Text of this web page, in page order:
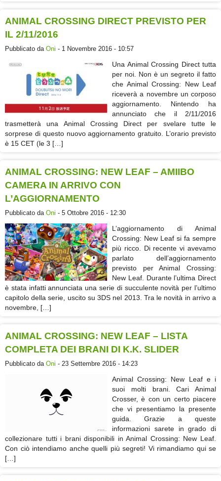
ANIMAL CROSSING DIRECT PREVISTO PER
IL 2/11/2016
Pubblicato da Oni - 1 Novembre 2016 - 10:57
Una Animal Crossing Direct tutta
per noi. Non è un segreto il fatto
che Animal Crossing: New Leaf
riceverà a novembre un corposo
aggiornamento. Nintendo ha
annunciato che il 2/11/2016
trasmetterà una Animal Crossing Direct per svelare tutte le
sorprese di questo nuovo aggiornamento gratuito. L’orario previsto
è 15 CET (le 3 […]
ANIMAL CROSSING: NEW LEAF – AMIIBO
CAMERA IN ARRIVO CON
L’AGGIORNAMENTO
Pubblicato da Oni - 5 Ottobre 2016 - 12:30
L’aggiornamento di Animal
Crossing: New Leaf si fa sempre
più ricco. Di recente vi avevamo
parlato dell’aggiornamento
previsto per Animal Crossing:
New Leaf. Durante l’ultima Direct
è stata infatti annunciata una serie di succulente novità per l’ultimo
capitolo della serie, uscito su 3DS nel 2013. Tra le novità in arrivo a
novembre, […]
ANIMAL CROSSING: NEW LEAF – LISTA
COMPLETA DEI BRANI DI K.K. SLIDER
Pubblicato da Oni - 23 Settembre 2016 - 14:23
Animal Crossing: New Leaf e i
suoi molti brani. Cari Animal
Crosser, è con un certo piacere
che vi presentiamo la presente
guida. Grazie a queste
informazioni sarete in grado di
collezionare tutti i brani disponibili in Animal Crossing: New Leaf.
Con ciò intendiamo anche quelli più segreti! Vi rimandiamo qui se
[…]